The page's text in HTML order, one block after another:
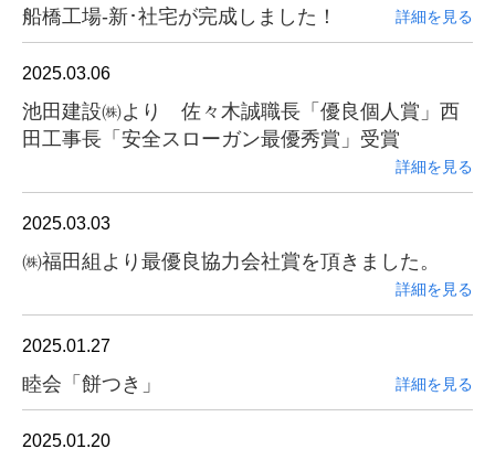
船橋工場-新･社宅が完成しました！ 詳細を見る
2025.03.06
池田建設㈱より 佐々木誠職長「優良個人賞」西
田工事長「安全スローガン最優秀賞」受賞
詳細を見る
2025.03.03
㈱福田組より最優良協力会社賞を頂きました。
詳細を見る
2025.01.27
睦会「餅つき」 詳細を見る
2025.01.20